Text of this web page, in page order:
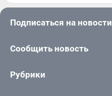
Подписаться на новости
Сообщить новость
Рубрики